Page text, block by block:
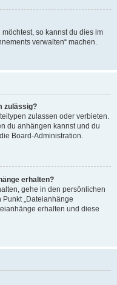
so kannst du dies im
verwalten“ machen.
zulässig?
zulassen oder verbieten.
du anhängen kannst und du
Board-Administration.
erhalten?
gehe in den persönlichen
Punkt „Dateianhänge
erhalten und diese